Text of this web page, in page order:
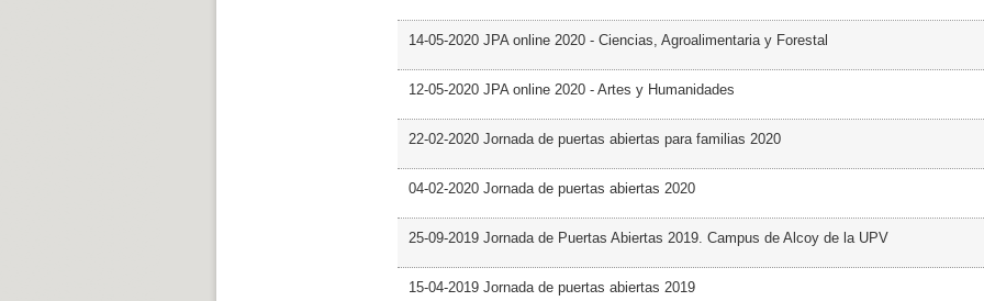
14-05-2020 JPA online 2020 - Ciencias, Agroalimentaria y Forestal
12-05-2020 JPA online 2020 - Artes y Humanidades
22-02-2020 Jornada de puertas abiertas para familias 2020
04-02-2020 Jornada de puertas abiertas 2020
25-09-2019 Jornada de Puertas Abiertas 2019. Campus de Alcoy de la UPV
15-04-2019 Jornada de puertas abiertas 2019